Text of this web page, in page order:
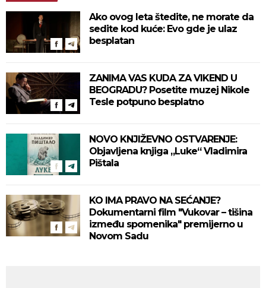
Ako ovog leta štedite, ne morate da
sedite kod kuće: Evo gde je ulaz
besplatan
ZANIMA VAS KUDA ZA VIKEND U
BEOGRADU? Posetite muzej Nikole
Tesle potpuno besplatno
NOVO KNJIŽEVNO OSTVARENJE:
Objavljena knjiga „Luke“ Vladimira
Pištala
KO IMA PRAVO NA SEĆANJE?
Dokumentarni film "Vukovar – tišina
između spomenika" premijerno u
Novom Sadu